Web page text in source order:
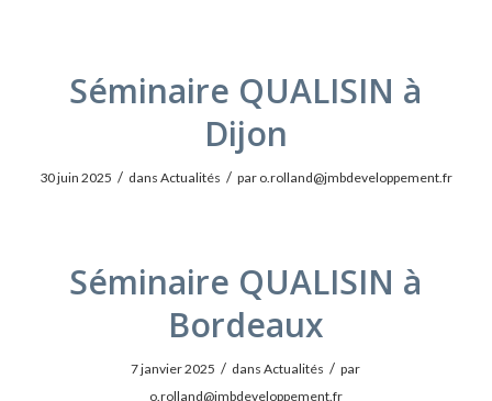
Séminaire QUALISIN à
Dijon
30 juin 2025 / dans Actualités / par o.rolland@jmbdeveloppement.fr
Séminaire QUALISIN à
Bordeaux
7 janvier 2025 / dansActualités / par
o.rolland@jmbdeveloppement.fr